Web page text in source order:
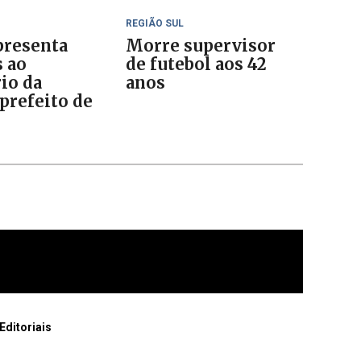
ao
da
prefeito de
REGIÃO SUL
Morre supervisor
de futebol aos 42
anos